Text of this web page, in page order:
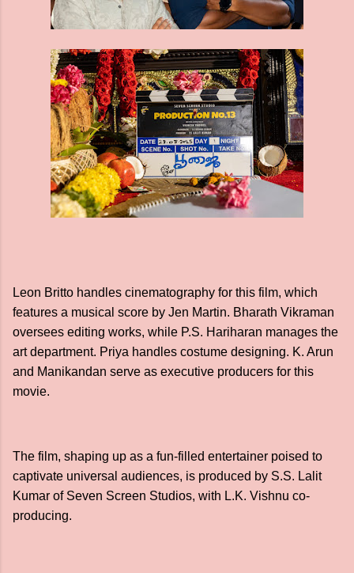
Leon Britto handles cinematography for this film, which
features a musical score by Jen Martin. Bharath Vikraman
oversees editing works, while P.S. Hariharan manages the
art department. Priya handles costume designing. K. Arun
and Manikandan serve as executive producers for this
movie.
The film, shaping up as a fun-filled entertainer poised to
captivate universal audiences, is produced by S.S. Lalit
Kumar of Seven Screen Studios, with L.K. Vishnu co-
producing.